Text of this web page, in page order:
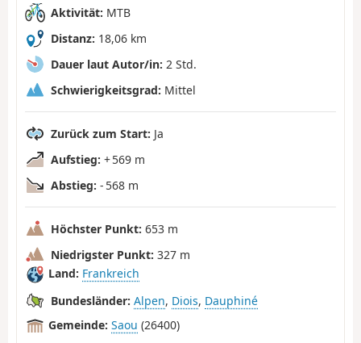
Aktivität: MTB
Distanz: 18,06 km
Dauer laut Autor/in: 2 Std.
Schwierigkeitsgrad: Mittel
Zurück zum Start: Ja
Aufstieg: + 569 m
Abstieg: - 568 m
Höchster Punkt: 653 m
Niedrigster Punkt: 327 m
Land: Frankreich
Bundesländer: Alpen, Diois, Dauphiné
Gemeinde: Saou (26400)